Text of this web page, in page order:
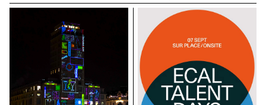
l’ECAL, vous donne désormais
également rendez-vous online
grâce à son double digital.